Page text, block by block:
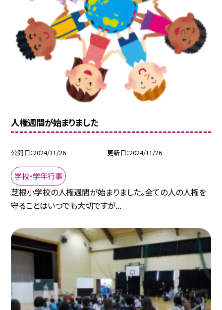
人権週間が始まりました
公開日 2024/11/26 更新日 2024/11/26
学校・学年行事
芝根小学校の人権週間が始まりました。全ての人の人権を
守ることはいつでも大切ですが...